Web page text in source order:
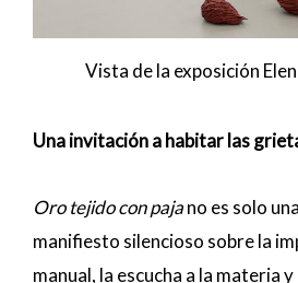
Vista de la exposición
Una invitación a habitar las
Oro tejido con pajano es solo
manifiesto silencioso sobre la
manual, la escucha a la materia